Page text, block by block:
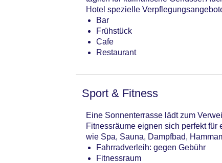
Sonnenterrasse
Gesamtanzahl der Zimmer: 128
Zahlungsarten: American
Landeskategorie: 5 Sterne
Hotel spezielle
Bar
Frühstück
Cafe
Restaurant
Sport & Fitness
Eine Sonnenterrasse lädt zum
Fitnessräume eignen sich perfekt
wie Spa, Sauna, Dampfbad,
Fahrradverleih: gegen Gebühr
Fitnessraum